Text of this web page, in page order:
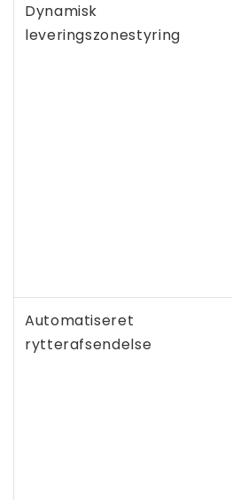
Dynamisk
leveringszonestyring
Automatiseret
rytterafsendelse